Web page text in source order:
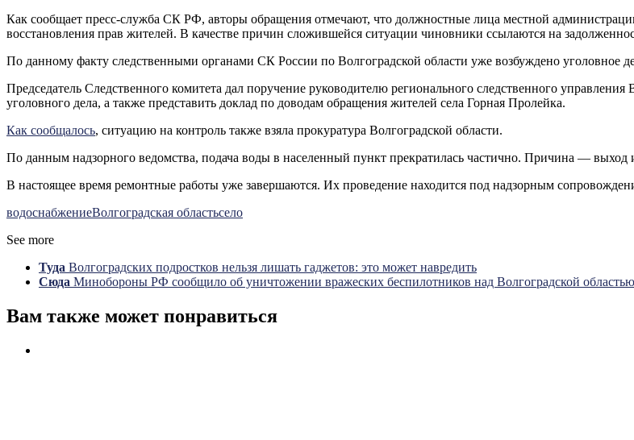
Как сообщает пресс-служба СК РФ, авторы обращения отмечают, что должностные лица местной
восстановления прав жителей. В качестве причин сложившейся ситуации чиновники ссылаются на
По данному факту следственными органами СК России по Волгоградской области уже возбуждено уголовное
Председатель Следственного комитета дал поручение руководителю регионального следственного
уголовного дела, а также представить доклад по доводам обращения жителей села Горная Пролейка.
Как сообщалось, ситуацию на контроль также взяла прокуратура Волгоградской области.
По данным надзорного ведомства, подача воды в населенный пункт прекратилась частично. Причина — выход
В настоящее время ремонтные работы уже завершаются. Их проведение находится под надзорным
водоснабжениеВолгоградская областьсело
See more
Туда Волгоградских подростков нельзя лишать гаджетов: это может навредить
Сюда Минобороны РФ сообщило об уничтожении вражеских беспилотников над Волгоградской областью
Вам также может понравиться